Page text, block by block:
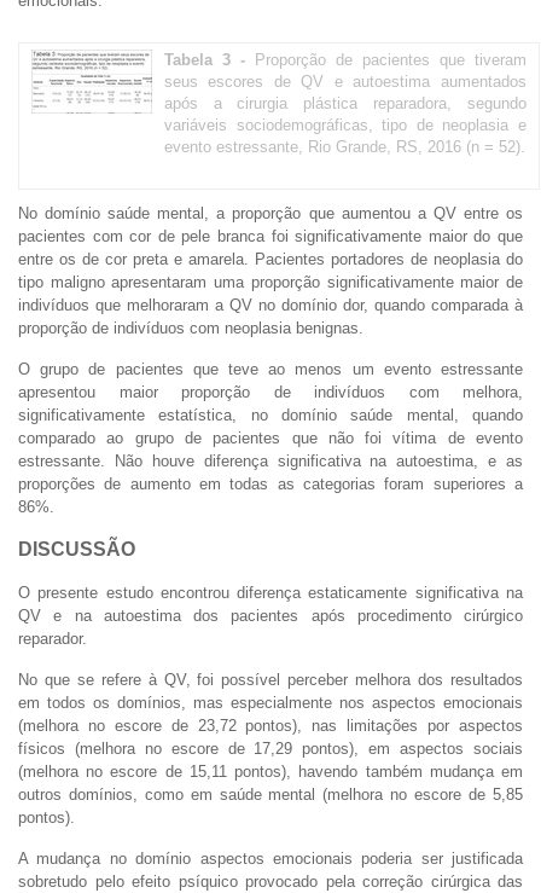
Tabela 3 -
Proporção de pacientes que tiveram
seus escores de QV e autoestima aumentados
após a cirurgia plástica reparadora, segundo
variáveis sociodemográficas, tipo de neoplasia e
evento estressante, Rio Grande, RS, 2016 (n = 52).
No domínio saúde mental, a proporção que aumentou a QV entre os
pacientes com cor de pele branca foi significativamente maior do que
entre os de cor preta e amarela. Pacientes portadores de neoplasia do
tipo maligno apresentaram uma proporção significativamente maior de
indivíduos que melhoraram a QV no domínio dor, quando comparada à
proporção de indivíduos com neoplasia benignas.
O grupo de pacientes que teve ao menos um evento estressante
apresentou maior proporção de indivíduos com melhora,
significativamente estatística, no domínio saúde mental, quando
comparado ao grupo de pacientes que não foi vítima de evento
estressante. Não houve diferença significativa na autoestima, e as
proporções de aumento em todas as categorias foram superiores a
86%.
DISCUSSÃO
O presente estudo encontrou diferença estaticamente significativa na
QV e na autoestima dos pacientes após procedimento cirúrgico
reparador.
No que se refere à QV, foi possível perceber melhora dos resultados
em todos os domínios, mas especialmente nos aspectos emocionais
(melhora no escore de 23,72 pontos), nas limitações por aspectos
físicos (melhora no escore de 17,29 pontos), em aspectos sociais
(melhora no escore de 15,11 pontos), havendo também mudança em
outros domínios, como em saúde mental (melhora no escore de 5,85
pontos).
A mudança no domínio aspectos emocionais poderia ser justificada
sobretudo pelo efeito psíquico provocado pela correção cirúrgica das